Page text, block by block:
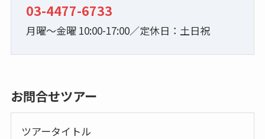
03-4477-6733
月曜～金曜 10:00-17:00／定休日：土日祝
お問合せツアー
ツアータイトル